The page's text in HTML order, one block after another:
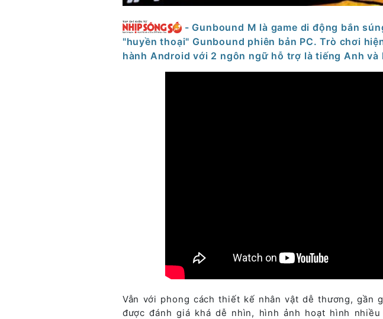
- Gunbound M là game di động bắn
"huyền thoại" Gunbound phiên bản PC. Trò chơi
hành Android với 2 ngôn ngữ hỗ trợ là tiếng Anh và
Vẫn với phong cách thiết kế nhân vật dễ thương, gần
được đánh giá khá dễ nhìn, hình ảnh hoạt hình